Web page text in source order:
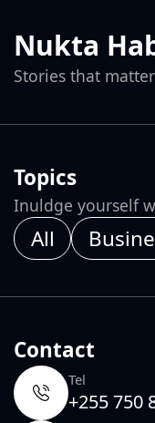
Nukta
Stories that matter
Topics
Inuldge yourself
All
Contact
Tel
+255 750